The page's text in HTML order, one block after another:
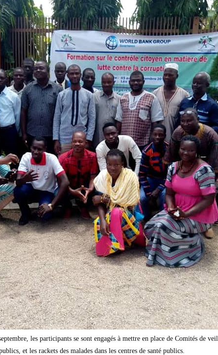
les participants se sont engagés à mettre en place de Comités de
et les rackets des malades dans les centres de santé publics.